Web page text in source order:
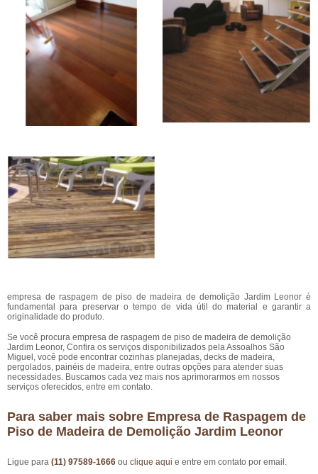
empresa de raspagem de piso de madeira de demolição Jardim Leonor é
fundamental para preservar o tempo de vida útil do material e garantir a
originalidade do produto.
Se você procura empresa de raspagem de piso de madeira de demolição
Jardim Leonor, Confira os serviços disponibilizados pela Assoalhos São
Miguel, você pode encontrar cozinhas planejadas, decks de madeira,
pergolados, painéis de madeira, entre outras opções para atender suas
necessidades. Buscamos cada vez mais nos aprimorarmos em nossos
serviços oferecidos, entre em contato.
Para saber mais sobre Empresa de Raspagem de
Piso de Madeira de Demolição Jardim Leonor
Ligue para (11) 97589-1666 ou clique aqui e entre em contato por email.